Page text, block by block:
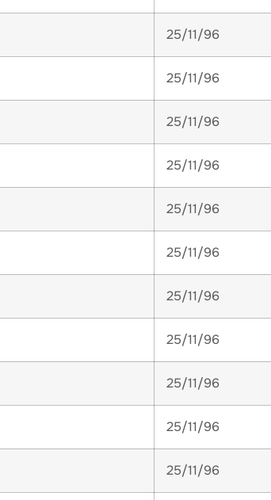
25/11/96
25/11/96
25/11/96
25/11/96
25/11/96
25/11/96
25/11/96
25/11/96
25/11/96
25/11/96
25/11/96